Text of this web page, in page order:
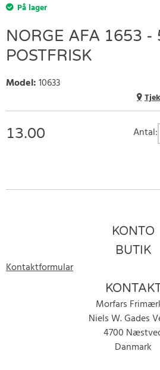
På lager
NORGE AFA 1653 -
POSTFRISK
Model:10633
13.00 Antal:
KONTO
BUTIK
Kontaktformular
Morfars
Niels W. Gades
4700
Danmark